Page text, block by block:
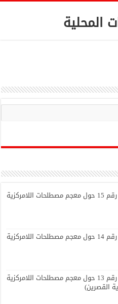
المحلية
الدورة التشاركية رقم 15 حول معجم مصطلحات اللامركزية
الدورة التشاركية رقم 14 حول معجم مصطلحات اللامركزية
الدورة التشاركية رقم 13 حول معجم مصطلحات اللامركزية
القصرين)